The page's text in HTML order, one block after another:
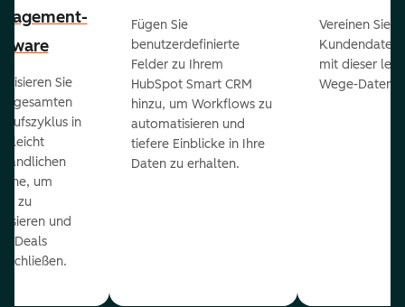
Sie
gesamten
in
leicht
um
zu
und
Deals
Fügen Sie
benutzerdefinierte
Felder zu Ihrem
HubSpot Smart CRM
hinzu, um Workflows zu
automatisieren und
tiefere Einblicke in Ihre
Daten zu erhalten.
Vereinen Sie
Kundendaten
mit dieser
Wege-Daten-